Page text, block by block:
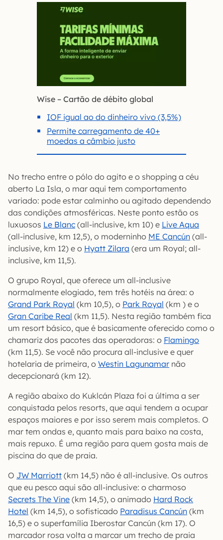
Wise – Cartão de débito global
IOF igual ao do dinheiro vivo (3,5%)
Permite carregamento de 40+
moedas a câmbio justo
No trecho entre o pólo do agito e o shopping a céu
aberto La Isla, o mar aqui tem comportamento
variado: pode estar calminho ou agitado dependendo
das condições atmosféricas. Neste ponto estão os
luxuosos Le Blanc (all-inclusive, km 10) e Live Aqua
(all-inclusive, km 12,5), o moderninho ME Cancún (all-
inclusive, km 12) e o Hyatt Zilara (era um Royal; all-
inclusive, km 11,5).
O grupo Royal, que oferece um all-inclusive
normalmente elogiado, tem três hotéis na área: o
Grand Park Royal (km 10,5), o Park Royal (km ) e o
Gran Caribe Real (km 11,5). Nesta região também fica
um resort básico, que é basicamente oferecido como o
chamariz dos pacotes das operadoras: o Flamingo
(km 11,5). Se você não procura all-inclusive e quer
hotelaria de primeira, o Westin Lagunamar não
decepcionará (km 12).
A região abaixo do Kuklcán Plaza foi a última a ser
conquistada pelos resorts, que aqui tendem a ocupar
espaços maiores e por isso serem mais completos. O
mar tem ondas e, quanto mais para baixo na costa,
mais repuxo. É uma região para quem gosta mais de
piscina do que de praia.
O JW Marriott (km 14,5) não é all-inclusive. Os outros
que eu pesco aqui são all-inclusive: o charmoso
Secrets The Vine (km 14,5), o animado Hard Rock
Hotel (km 14,5), o sofisticado Paradisus Cancún (km
16,5) e o superfamília Iberostar Cancún (km 17). O
marcador rosa volta a marcar um trecho de praia